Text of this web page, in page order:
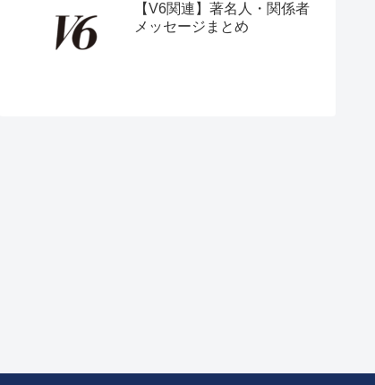
【V6関連】著名人・関係者
メッセージまとめ